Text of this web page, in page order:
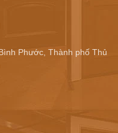
Phước, Thành phố Thủ